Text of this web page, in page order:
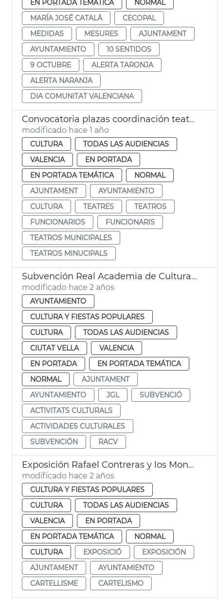
EN PORTADA TEMÁTICA
NORMAL
MARÍA JOSÉ CATALÁ
CECOPAL
MEDIDAS
MESURES
AJUNTAMENT
AYUNTAMIENTO
10 SENTIDOS
9 OCTUBRE
ALERTA TARONJA
ALERTA NARANJA
DIA COMUNITAT VALENCIANA
Convocatoria plazas coordinación teatros municipales València
modificado hace 1 año
CULTURA
TODAS LAS AUDIENCIAS
VALENCIA
EN PORTADA
EN PORTADA TEMÁTICA
NORMAL
AJUNTAMENT
AYUNTAMIENTO
CULTURA
TEATRES
TEATROS
FUNCIONARIOS
FUNCIONARIS
TEATROS MUNICIPALES
TEATROS MINUCIPALS
Subvención Real Academia de Cultura Valenciana
modificado hace 2 años
AYUNTAMIENTO
CULTURA Y FIESTAS POPULARES
CULTURA
TODAS LAS AUDIENCIAS
CIUTAT VELLA
VALENCIA
EN PORTADA
EN PORTADA TEMÁTICA
NORMAL
AJUNTAMENT
AYUNTAMIENTO
JGL
SUBVENCIÓ
ACTIVITATS CULTURALS
ACTIVIDADES CULTURALES
SUBVENCIÓN
RACV
Exposición Rafael Contreras y los Mongrell
modificado hace 2 años
CULTURA Y FIESTAS POPULARES
CULTURA
TODAS LAS AUDIENCIAS
VALENCIA
EN PORTADA
EN PORTADA TEMÁTICA
NORMAL
CULTURA
EXPOSICIÓ
EXPOSICIÓN
AJUNTAMENT
AYUNTAMIENTO
CARTELLISME
CARTELISMO